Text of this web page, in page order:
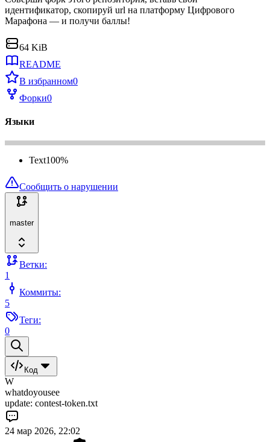
идентификатор, скопируй url на платформу Цифрового
Марафона — и получи баллы!
64 KiB
README
В избранном0
Форки0
Языки
Text100%
Сообщить о нарушении
master
Ветки:
1
Коммиты:
5
Теги:
0
Код
W
whatdoyousee
update: contest-token.txt
24 мар 2026, 22:02